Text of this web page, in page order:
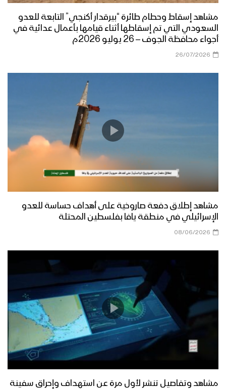
مشاهد إسقاط وحطام طائرة “بيرقدار أكنجي” التابعة للعدو
السعودي التي تم إسقاطها أثناء قيامها بأعمال عدائية في
أجواء محافظة الجوف – 26 يوليو 2026م
26/07/2026
مشاهد إطلاق دفعة صاروخية على أهداف حساسة للعدو
الإسرائيلي في منطقة يافا بفلسطين المحتلة
08/06/2026
مشاهد وتفاصيل تنشر لأول مرة عن استهداف وإحراق سفينة